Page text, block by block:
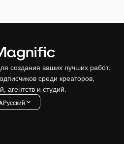
создания ваших лучших работ.
среди креаторов,
агентств и студий.
Pусский